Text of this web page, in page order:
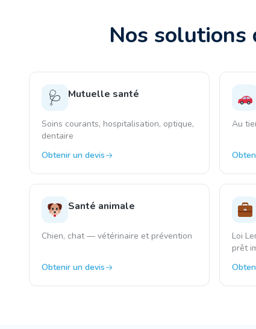
Nos solutions
🩺 Mutuelle santé
Soins courants, hospitalisation, optique,
dentaire
Obtenir un devis
Au
Santé animale
Chien, chat — vétérinaire et prévention
Obtenir un devis
Loi
prêt